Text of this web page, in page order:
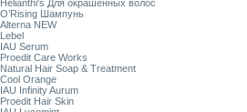
Helianthi's Для окрашенных волос
O’Rising Шампунь
Alterna NEW
Lebel
IAU Serum
Proedit Care Works
Natural Hair Soap & Treatment
Cool Orange
IAU Infinity Aurum
Proedit Hair Skin